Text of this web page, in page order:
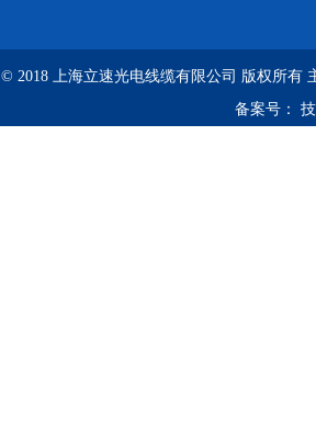
© 2018 上海立速光电线缆有限公司 版权所有
备案号：